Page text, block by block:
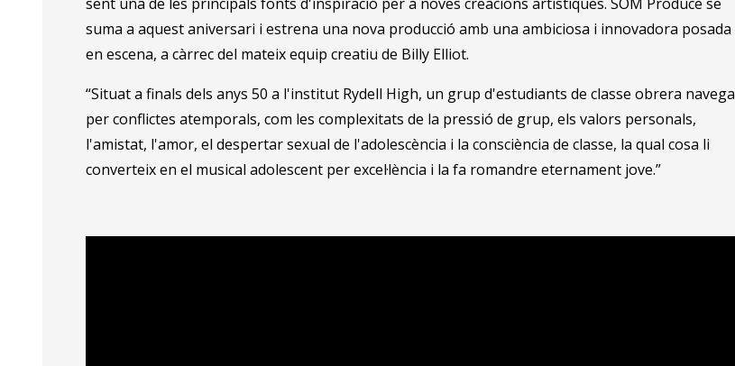
suma a aquest aniversari i estrena una nova producció amb una ambiciosa i innovadora posada
en escena, a càrrec del mateix equip creatiu de Billy Elliot.
“Situat a finals dels anys 50 a l'institut Rydell High, un grup d'estudiants de classe obrera navega
per conflictes atemporals, com les complexitats de la pressió de grup, els valors personals,
l'amistat, l'amor, el despertar sexual de l'adolescència i la consciència de classe, la qual cosa li
converteix en el musical adolescent per excel·lència i la fa romandre eternament jove.”